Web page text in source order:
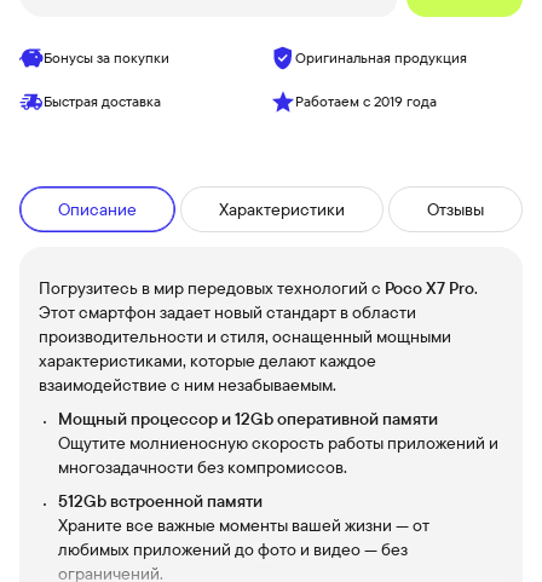
Бонусы за покупки Оригинальная продукция
Быстрая доставка Работаем с 2019 года
Описание Характеристики Отзывы
Погрузитесь в мир передовых технологий с Poco X7 Pro.
Этот смартфон задает новый стандарт в области
производительности и стиля, оснащенный мощными
характеристиками, которые делают каждое
взаимодействие с ним незабываемым.
Мощный процессор и 12Gb оперативной памяти
Ощутите молниеносную скорость работы приложений и
многозадачности без компромиссов.
512Gb встроенной памяти
Храните все важные моменты вашей жизни — от
любимых приложений до фото и видео — без
ограничений.